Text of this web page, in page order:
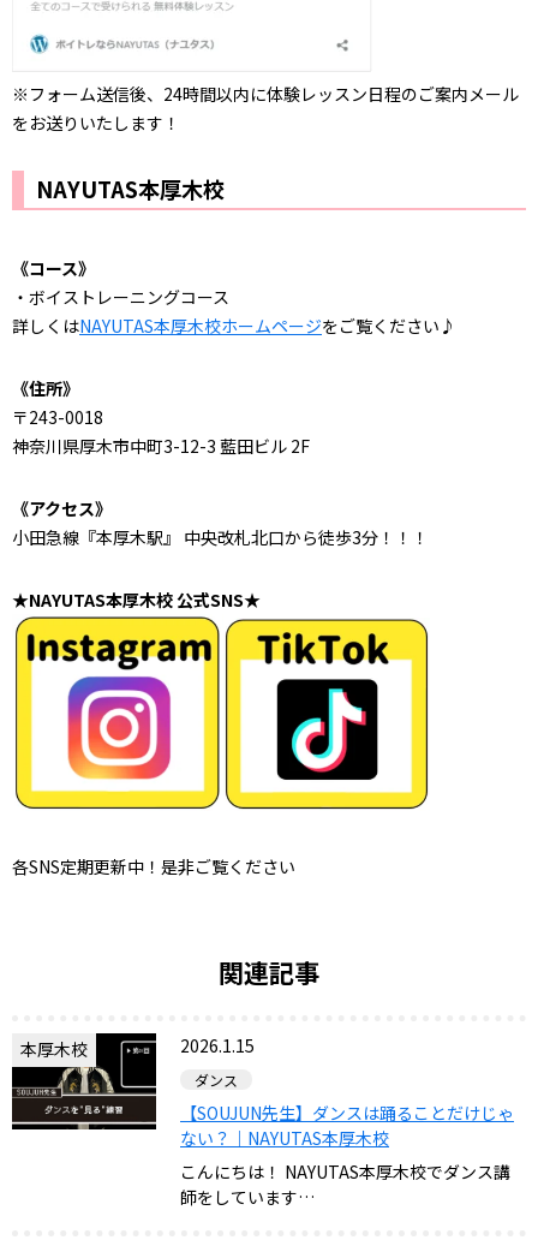
※フォーム送信後、24時間以内に体験レッスン日程のご案内メール
をお送りいたします！
NAYUTAS本厚木校
《コース》
・ボイストレーニングコース
詳しくはNAYUTAS本厚木校ホームページをご覧ください♪
《住所》
〒243-0018
神奈川県厚木市中町3-12-3 藍田ビル 2F
《アクセス》
小田急線『本厚木駅』 中央改札北口から徒歩3分！！！
★NAYUTAS本厚木校 公式SNS★
各SNS定期更新中！是非ご覧ください
関連記事
本厚木校 2026.1.15
ダンス
【SOUJUN先生】ダンスは踊ることだけじゃ
ない？｜NAYUTAS本厚木校
こんにちは！ NAYUTAS本厚木校でダンス講
師をしています…